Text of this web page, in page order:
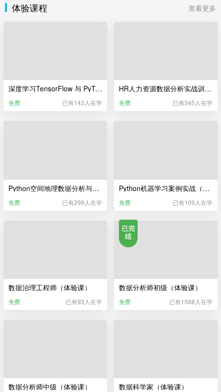
体验课程 查看更多
深度学习TensorFlow 与 PyTorch训练营（体验课）
免费 已有143人在学
HR人力资源数据分析实战训练营（体验课）
免费 已有345人在学
Python空间地理数据分析与可视化（体验课）
免费 已有299人在学
Python机器学习案例实战（体验课）
免费 已有109人在学
数据治理工程师（体验课）
免费 已有93人在学
数据分析师初级（体验课）
免费 已有1568人在学
数据分析师中级（体验课） 数据科学家（体验课）